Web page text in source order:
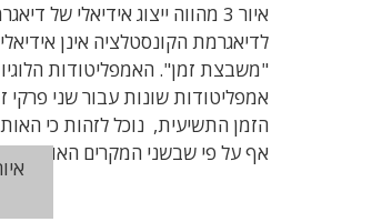
איור 3 מהווה ייצוג אידיאלי
"משבצת זמן". האמפליטודות
אמפליטודות שונות עבור שני
הזמן התשיעית, נוכל לזהות כי
אף על פי שבשני המקרים האות